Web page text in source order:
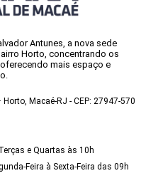
Antunes, a nova sede
Horto, concentrando os
mais espaço e
Macaé-RJ - CEP: 27947-570
e Quartas às 10h
Feira à Sexta-Feira das 09h